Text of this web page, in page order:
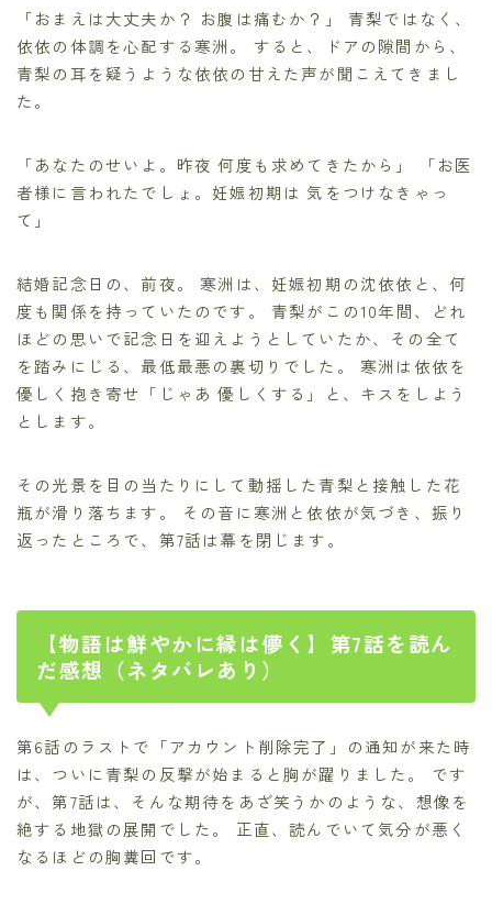
「おまえは大丈夫か？ お腹は痛むか？」 青梨ではなく、
依依の体調を心配する寒洲。 すると、ドアの隙間から、
青梨の耳を疑うような依依の甘えた声が聞こえてきまし
た。
「あなたのせいよ。昨夜 何度も求めてきたから」 「お医
者様に言われたでしょ。妊娠初期は 気をつけなきゃっ
て」
結婚記念日の、前夜。 寒洲は、妊娠初期の沈依依と、何
度も関係を持っていたのです。 青梨がこの10年間、どれ
ほどの思いで記念日を迎えようとしていたか、その全て
を踏みにじる、最低最悪の裏切りでした。 寒洲は依依を
優しく抱き寄せ「じゃあ 優しくする」と、キスをしよう
とします。
その光景を目の当たりにして動揺した青梨と接触した花
瓶が滑り落ちます。 その音に寒洲と依依が気づき、振り
返ったところで、第7話は幕を閉じます。
【物語は鮮やかに縁は儚く】第7話を読ん
だ感想（ネタバレあり）
第6話のラストで「アカウント削除完了」の通知が来た時
は、ついに青梨の反撃が始まると胸が躍りました。 です
が、第7話は、そんな期待をあざ笑うかのような、想像を
絶する地獄の展開でした。 正直、読んでいて気分が悪く
なるほどの胸糞回です。